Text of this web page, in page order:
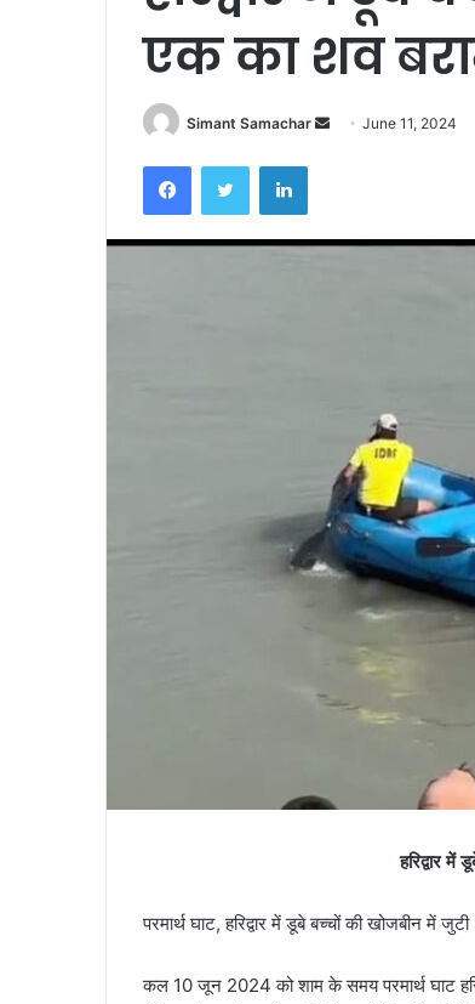
एक का शव
Simant Samachar
a
June 11, 2024
हरिद्वार
परमार्थ घाट, हरिद्वार में डूबे बच्चों की खोजबीन में
कल 10 जून 2024 को शाम के समय परमार्थ घाट